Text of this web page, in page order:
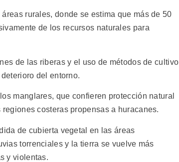
rurales, donde se estima que más de 50
de los recursos naturales para
de las riberas y el uso de métodos de cultivo
del entorno.
manglares, que confieren protección natural
costeras propensas a huracanes.
de cubierta vegetal en las áreas
torrenciales y la tierra se vuelve más
y violentas.